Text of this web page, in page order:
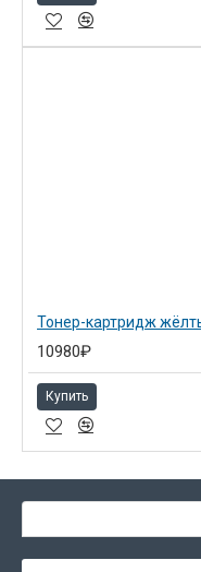
10980₽
Купить